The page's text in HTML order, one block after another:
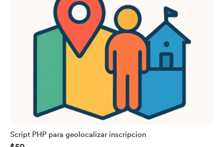
Script PHP para geolocalizar inscripcion